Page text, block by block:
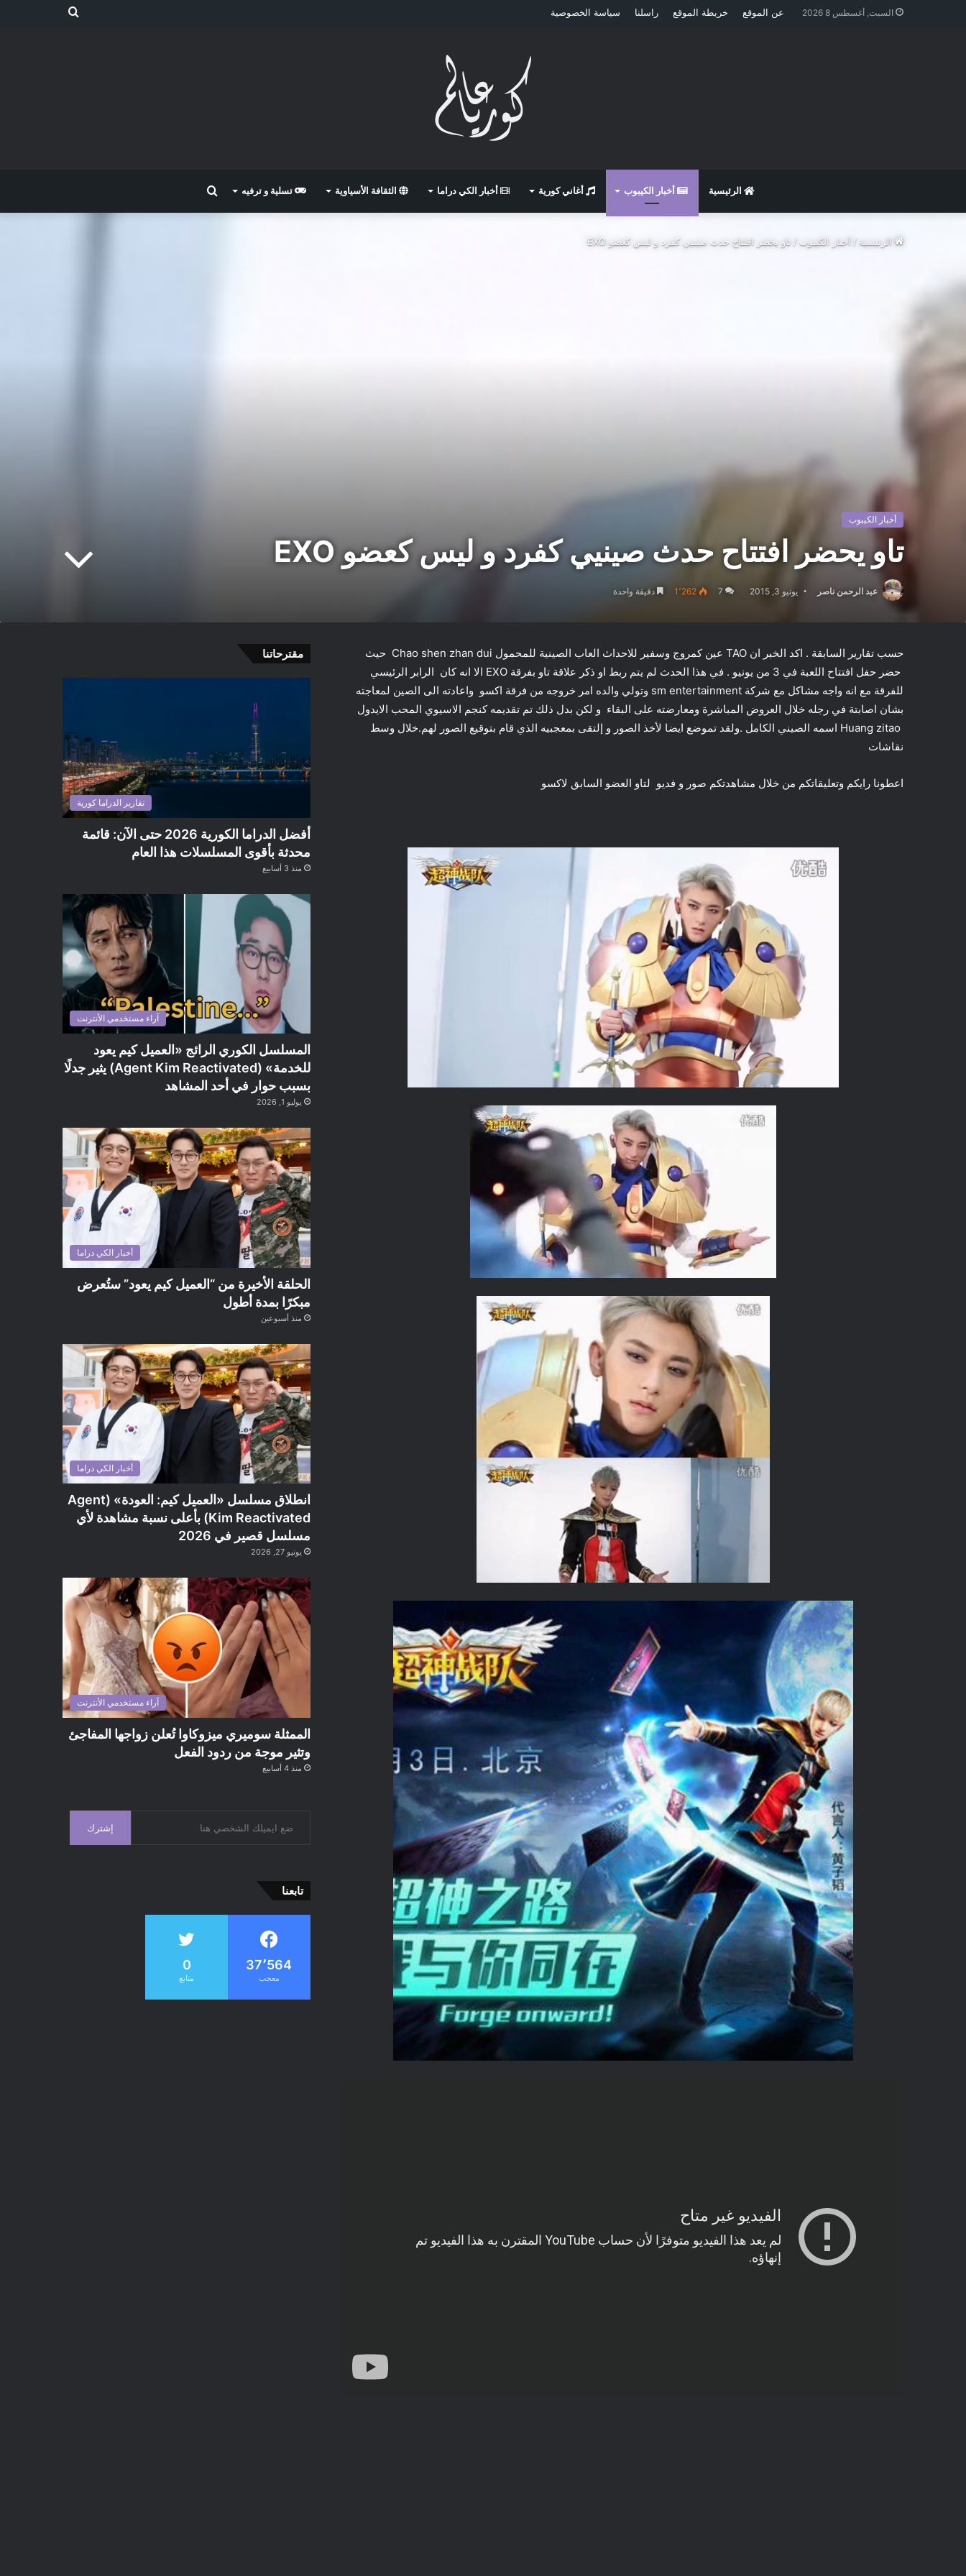
السبت, أغسطس 8 2026 عن الموقع خريطة الموقع راسلنا سياسة الخصوصية
الرئيسية أخبار الكيبوب أغاني كورية أخبار الكي دراما الثقافة الأسياوية تسلية و ترفيه
الرئيسية/ أخبار الكيبوب/تاو يحضر افتتاح حدث صينيي كفرد و ليس كعضو EXO
أخبار الكيبوب
تاو يحضر افتتاح حدث صينيي كفرد و ليس كعضو EXO
عبد الرحمن ناصر يونيو 3, 2015 7 1٬262 دقيقة واحدة
حسب تقارير السابقة . اكد الخبر ان TAO عين كمروج وسفير للاحداث العاب الصينية للمحمول Chao shen zhan dui حيث
حضر حفل افتتاح اللعبة في 3 من يونيو . في هذا الحدث لم يتم ربط او ذكر علاقة تاو بفرقة EXO الا انه كان الرابر الرئيسي
للفرقة مع انه واجه مشاكل مع شركة sm entertainment وتولي والده امر خروجه من فرقة اكسو واعادته الى الصين لمعاجته
بشان اصابتة في رجله خلال العروض المباشرة ومعارضته على البقاء و لكن بدل ذلك تم تقديمه كنجم الاسيوي المحب الايدول
Huang zitao اسمه الصيني الكامل .ولقد تموضع ايضا لأخذ الصور و إلتقى بمعجبيه الذي قام بتوقيع الصور لهم.خلال وسط
نقاشات
اعطونا رايكم وتعليقاتكم من خلال مشاهدتكم صور و فديو لتاو العضو السابق لاكسو
مقترحاتنا
تقارير الدراما كورية
أفضل الدراما الكورية 2026 حتى الآن: قائمة
محدثة بأقوى المسلسلات هذا العام
منذ 3 أسابيع
آراء مستخدمي الأنترنت
المسلسل الكوري الرائج «العميل كيم يعود
للخدمة» (Agent Kim Reactivated) يثير جدلًا
بسبب حوار في أحد المشاهد
يوليو 1, 2026
أخبار الكي دراما
الحلقة الأخيرة من “العميل كيم يعود” ستُعرض
مبكرًا بمدة أطول
منذ أسبوعين
أخبار الكي دراما
انطلاق مسلسل «العميل كيم: العودة» (Agent
Kim Reactivated) بأعلى نسبة مشاهدة لأي
مسلسل قصير في 2026
يونيو 27, 2026
آراء مستخدمي الأنترنت
الممثلة سوميري ميزوكاوا تُعلن زواجها المفاجئ
وتثير موجة من ردود الفعل
منذ 4 أسابيع
إشترك
تابعنا
37٬564
معجب
0
متابع